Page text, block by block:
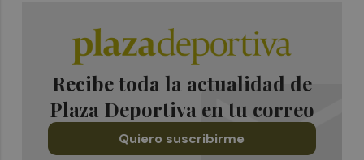
Recibe toda la actualidad de
Plaza Deportiva en tu correo
Quiero suscribirme